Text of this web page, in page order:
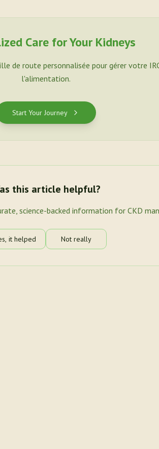
Care for Your Kidneys
de route personnalisée pour gérer votre
l'alimentation.
Start Your Journey
this article helpful?
science-backed information for CKD
it helped Not really